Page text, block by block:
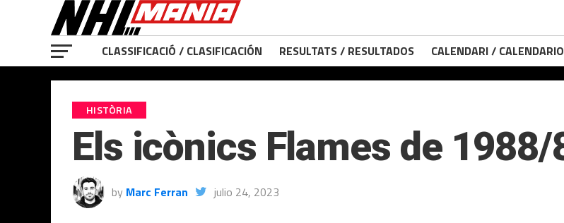
CLASSIFICACIÓ / CLASIFICACIÓN RESULTATS / RESULTADOS CALENDARI / CALENDARIO
HISTÒRIA
Els icònics Flames de 1988/
by Marc Ferran julio 24, 2023